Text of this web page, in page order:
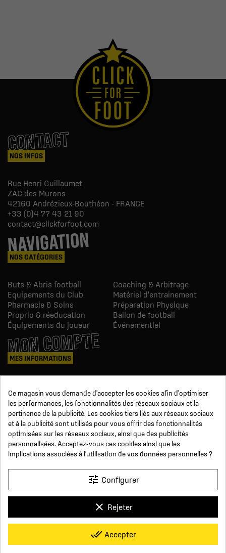
CONTACT
NOS INFOS
Rue Henri Guillaumet
ZAC des Murons
42160 Andrézieux-Bouthéon - FRANCE
+33 (0)4 77 43 21 90
contact@clickforfoot.com
NAVIGATION
NOS CATÉGORIES
Buts & Abris football
Coaching & Arbitrage
Equipements du Club
Matériel d'entrainement
Pharmacie & Soins
Préparation Physique
Proprio & réeducation
Ballon de football
Équipements du joueur
Événementiel
MON COMPTE
MES INFORMATIONS
Avoirs
Informations
Suivi de commande
Devenez revendeur
NOUS SUIVRE
SUR LES RÉSEAUX
LinkedIn
Conditions générales de vente
Paiement sécurisé
Qui sommes-nous ?
Foire aux Questions
Mentions légales
Click For Foot x
Ce magasin vous demande d'accepter les cookies afin d'optimiser
les performances, les fonctionnalités des réseaux sociaux et la
pertinence de la publicité. Les cookies tiers liés aux réseaux sociaux
et à la publicité sont utilisés pour vous offrir des fonctionnalités
optimisées sur les réseaux sociaux, ainsi que des publicités
personnalisées. Acceptez-vous ces cookies ainsi que les
implications associées à l'utilisation de vos données personnelles ?
tune Configurer
clear Rejeter
done_all Accepter